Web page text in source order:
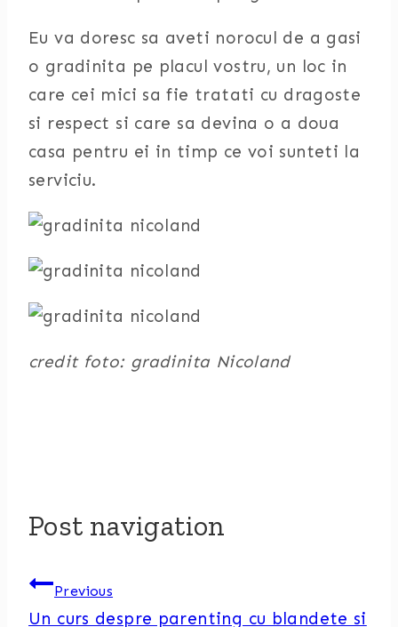
Eu va doresc sa aveti norocul de a gasi
o gradinita pe placul vostru, un loc in
care cei mici sa fie tratati cu dragoste
si respect si care sa devina o a doua
casa pentru ei in timp ce voi sunteti la
serviciu.
credit foto: gradinita Nicoland
Post navigation
Previous
Un curs despre parenting cu blandete si